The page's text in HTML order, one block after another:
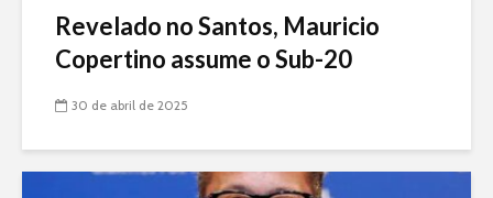
Revelado no Santos, Mauricio
Copertino assume o Sub-20
30 de abril de 2025